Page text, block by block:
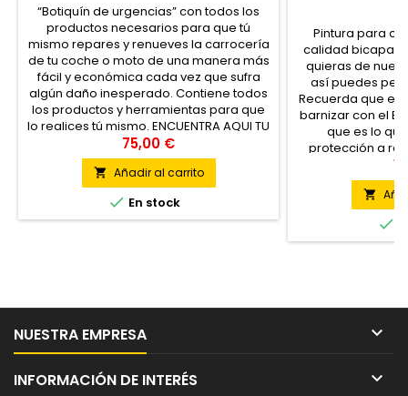
“Botiquín de urgencias” con todos los
productos necesarios para que tú
mismo repares y renueves la carrocería
de tu coche o moto de una manera más
fácil y económica cada vez que sufra
algún daño inesperado. Contiene todos
los productos y herramientas para que
lo realices tú mismo. ENCUENTRA AQUI TU
CÓDIGO DE COLOR
75,00 €
 Añadir al carrito
 En stock
Pintura para
calidad bicapa,
quieras de
así puedes
Recuerda que
barnizar con el
que es lo
protección a
esta pintura no


NUESTRA EMPRESA 
INFORMACIÓN DE INTERÉS 